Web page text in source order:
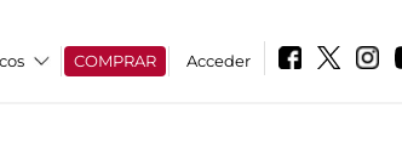
COMPRAR Acceder